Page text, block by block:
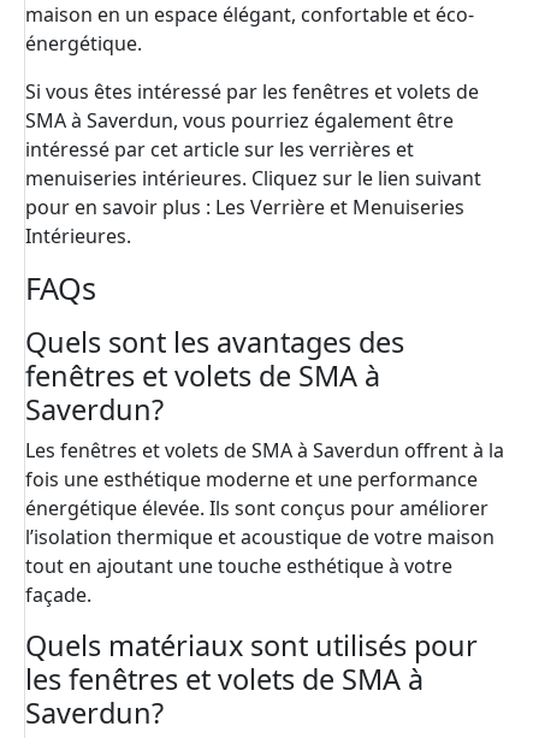
maison en un espace élégant, confortable et éco-
énergétique.
Si vous êtes intéressé par les fenêtres et volets de
SMA à Saverdun, vous pourriez également être
intéressé par cet article sur les verrières et
menuiseries intérieures. Cliquez sur le lien suivant
pour en savoir plus : Les Verrière et Menuiseries
Intérieures.
FAQs
Quels sont les avantages des
fenêtres et volets de SMA à
Saverdun?
Les fenêtres et volets de SMA à Saverdun offrent à la
fois une esthétique moderne et une performance
énergétique élevée. Ils sont conçus pour améliorer
l’isolation thermique et acoustique de votre maison
tout en ajoutant une touche esthétique à votre
façade.
Quels matériaux sont utilisés pour
les fenêtres et volets de SMA à
Saverdun?